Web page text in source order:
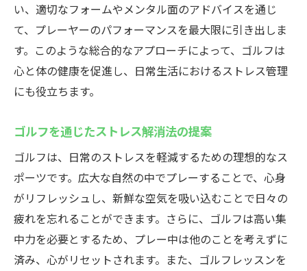
い、適切なフォームやメンタル面のアドバイスを通じ
て、プレーヤーのパフォーマンスを最大限に引き出しま
す。このような総合的なアプローチによって、ゴルフは
心と体の健康を促進し、日常生活におけるストレス管理
にも役立ちます。
ゴルフを通じたストレス解消法の提案
ゴルフは、日常のストレスを軽減するための理想的なス
ポーツです。広大な自然の中でプレーすることで、心身
がリフレッシュし、新鮮な空気を吸い込むことで日々の
疲れを忘れることができます。さらに、ゴルフは高い集
中力を必要とするため、プレー中は他のことを考えずに
済み、心がリセットされます。また、ゴルフレッスンを